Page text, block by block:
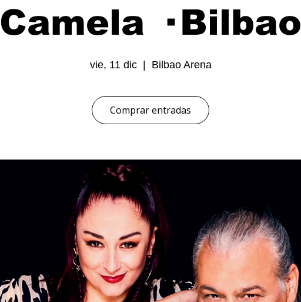
Camela · Bilbao
vie, 11 dic
  |
Bilbao Arena
Comprar entradas